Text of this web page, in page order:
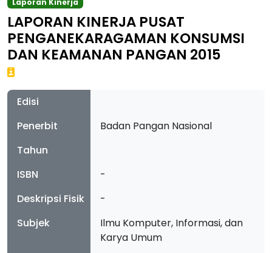
Laporan Kinerja
LAPORAN KINERJA PUSAT
PENGANEKARAGAMAN KONSUMSI
DAN KEAMANAN PANGAN 2015
Edisi
Penerbit
Badan Pangan Nasional
Tahun
ISBN
-
Deskripsi Fisik
-
Subjek
Ilmu Komputer, Informasi, dan
Karya Umum